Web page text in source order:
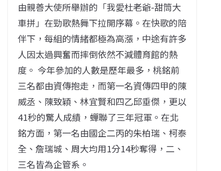
由親善大使所舉辦的「我愛杜老爺-甜筒大
車拼」在勁歌熱舞下拉開序幕。在快歌的陪
伴下，每組的情緒都極為高漲，中途有許多
人因太過興奮而摔倒依然不減體育館的熱
度。 今年參加的人數是歷年最多，桃銘前
三名都由資傳抱走，而第一名資傳四甲的陳
威丞、陳致穎、林宜賢和四乙邱垂傑，更以
41秒的驚人成績，蟬聯了三年冠軍。在北
銘方面，第一名由國企二丙的朱柏瑞、柯泰
全、詹瑞城、周大均用1分14秒奪得，二、
三名皆為企管系。